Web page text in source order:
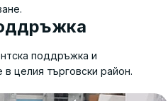
поддръжка и
целия търговски район.